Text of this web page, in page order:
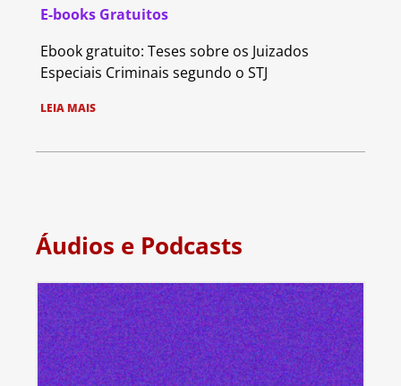
E-books Gratuitos
Ebook gratuito: Teses sobre os Juizados
Especiais Criminais segundo o STJ
LEIA MAIS
Áudios e Podcasts